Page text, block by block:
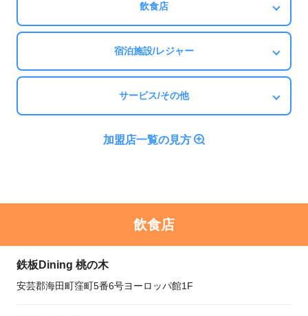
飲食店
宿泊施設/レジャー
サービス/その他
加盟店一覧の見方
飲食店
鉄板Dining 桃の木
安芸郡海田町窪町5番6号ヨーロッパ館1F